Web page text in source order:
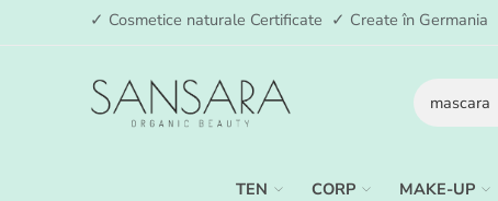
✓ Cosmetice naturale Certificate ✓ Create în
TEN CORP MAKE-UP